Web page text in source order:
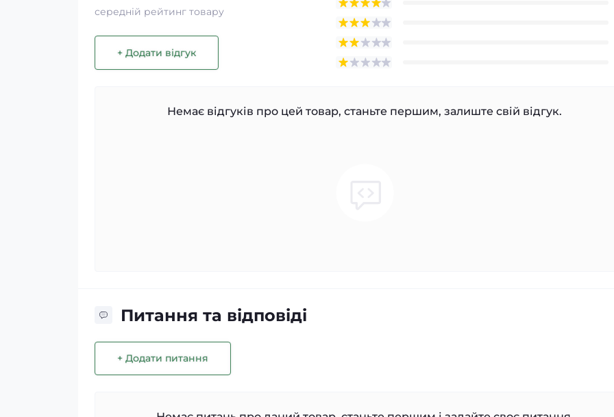
середній рейтинг товару
+ Додати відгук
Немає відгуків про цей товар, станьте першим, залиште свій відгук.
Питання та відповіді
+ Додати питання